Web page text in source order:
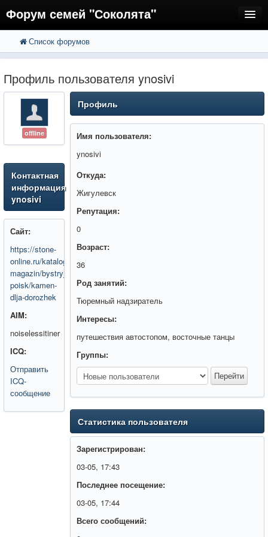
Форум семей "Соколята"
FAQ
Регистрация
Вход
Список форумов
Профиль пользователя ynosivi
offline
Контактная
информация
ynosivi
Сайт:
https://stone-
online.ru/katalog/internet-
magazin/bystryj-
poisk/kamen-
dlja-dorozhek
AIM:
noiselessitiner
ICQ:
Отправить
ICQ-
сообщение
Профиль
Имя пользователя:
ynosivi
Откуда:
Жигулевск
Репутация:
0
Возраст:
36
Род занятий:
Тюремный надзиратель
Интересы:
путешествия автостопом, восточные танцы
Группы:
Статистика пользователя
Зарегистрирован:
03-05, 17:43
Последнее посещение:
03-05, 17:44
Всего сообщений: